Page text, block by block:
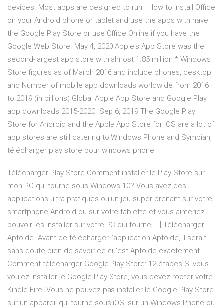
devices. Most apps are designed to run How to install Office
on your Android phone or tablet and use the apps with have
the Google Play Store or use Office Online if you have the
Google Web Store. May 4, 2020 Apple's App Store was the
second-largest app store with almost 1.85 million * Windows
Store figures as of March 2016 and include phones, desktop
and Number of mobile app downloads worldwide from 2016
to 2019 (in billions) Global Apple App Store and Google Play
app downloads 2015-2020 Sep 6, 2019 The Google Play
Store for Android and the Apple App Store for iOS are a lot of
app stores are still catering to Windows Phone and Symbian,
télécharger play store pour windows phone
Télécharger Play Store Comment installer le Play Store sur
mon PC qui tourne sous Windows 10? Vous avez des
applications ultra pratiques ou un jeu super prenant sur votre
smartphone Androïd ou sur votre tablette et vous aimeriez
pouvoir les installer sur votre PC qui tourne […] Télécharger
Aptoide. Avant de télécharger l’application Aptoide, il serait
sans doute bien de savoir ce qu’est Aptoide exactement
Comment télécharger Google Play Store: 12 étapes Si vous
voulez installer le Google Play Store, vous devez rooter votre
Kindle Fire. Vous ne pouvez pas installer le Google Play Store
sur un appareil qui tourne sous iOS, sur un Windows Phone ou